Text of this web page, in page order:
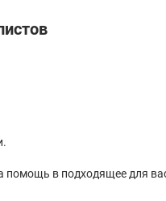
в подходящее для